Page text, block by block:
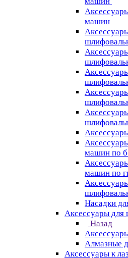
машин
машин по
машин по
Насадки
Аксессуары для
Назад
Алмазные
Аксессуары к